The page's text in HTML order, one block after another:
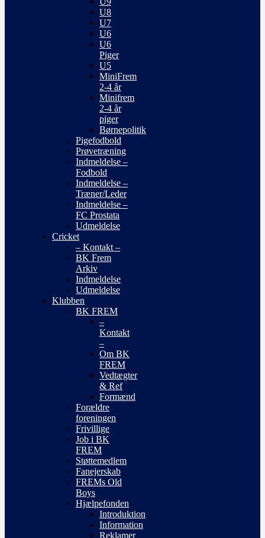
U8
U7
U6
U6
Piger
U5
MiniFrem
2-4 år
Minifrem
2-4 år
piger
Børnepolitik
Pigefodbold
Prøvetræning
Indmeldelse –
Fodbold
Indmeldelse –
Træner/Leder
Indmeldelse –
FC Prostata
Udmeldelse
Cricket
– Kontakt –
BK Frem
Arkiv
Indmeldelse
Udmeldelse
Klubben
BK FREM
–
Kontakt
–
Om BK
FREM
Vedtægter
& Ref
Formænd
Forældre
foreningen
Frivillige
Job i BK
FREM
Støttemedlem
Fanejerskab
FREMs Old
Boys
Hjælpefonden
Introduktion
Information
Reklamer